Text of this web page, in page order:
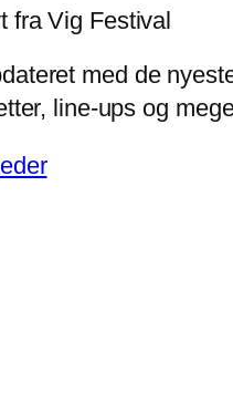
fra Vig Festival
med de
line-ups og